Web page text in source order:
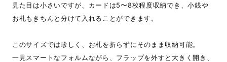
見た目は小さいですが、カードは5〜8枚程度収納でき、小銭や
お札もきちんと分けて入れることができます。
このサイズでは珍しく、お札を折らずにそのまま収納可能。
一見スマートなフォルムながら、フラップを外すと大きく開き、